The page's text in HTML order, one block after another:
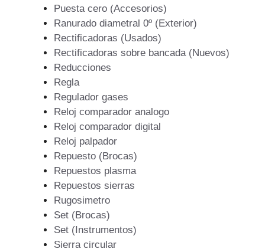
Puesta cero (Accesorios)
Ranurado diametral 0º (Exterior)
Rectificadoras (Usados)
Rectificadoras sobre bancada (Nuevos)
Reducciones
Regla
Regulador gases
Reloj comparador analogo
Reloj comparador digital
Reloj palpador
Repuesto (Brocas)
Repuestos plasma
Repuestos sierras
Rugosimetro
Set (Brocas)
Set (Instrumentos)
Sierra circular